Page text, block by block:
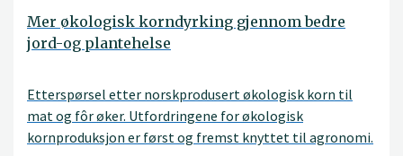
Mer økologisk korndyrking gjennom bedre
jord-og plantehelse
Etterspørsel etter norskprodusert økologisk korn til
mat og fôr øker. Utfordringene for økologisk
kornproduksjon er først og fremst knyttet til agronomi.